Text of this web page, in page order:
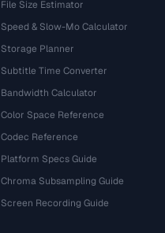
File Size Estimator
Speed & Slow-Mo Calculator
Storage Planner
Subtitle Time Converter
Bandwidth Calculator
Color Space Reference
Codec Reference
Platform Specs Guide
Chroma Subsampling Guide
Screen Recording Guide